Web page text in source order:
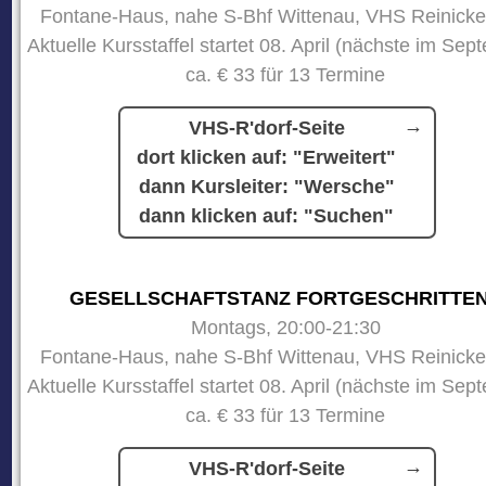
Fontane-Haus, nahe S-Bhf Wittenau, VHS
Aktuelle Kursstaffel startet 08. April (nächste im
ca. € 33 für 13 Termine
VHS-R'dorf-Seite
dort klicken auf: "Erweitert"
dann Kursleiter: "Wersche"
dann klicken auf: "Suchen"
GESELLSCHAFTSTANZ
Montags, 20:00-21:30
Fontane-Haus, nahe S-Bhf Wittenau, VHS
Aktuelle Kursstaffel startet 08. April (nächste im
ca. € 33 für 13 Termine
VHS-R'dorf-Seite